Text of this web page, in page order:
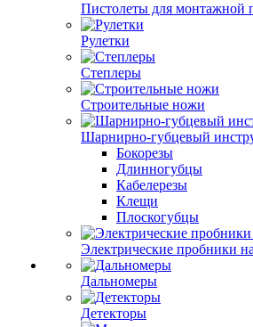
Пистолеты для монтажной
Рулетки
Степлеры
Строительные ножи
Шарнирно-губцевый
Бокорезы
Длинногубцы
Кабелерезы
Клещи
Плоскогубцы
Электрические пробники
Дальномеры
Детекторы